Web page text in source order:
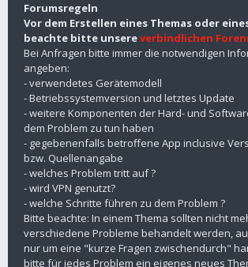
Forumsregeln
Vor dem Erstellen eines Themas oder
beachte bitte unsereverbindlichen
Bei Anfragen bitte immer die notwendigen
angeben:
- verwendetes Gerätemodell
- Betriebssystemversion und letztes Update
- weitere Komponenten der Hard- und
dem Problem zu tun haben
- gegebenenfalls betroffene App inclusive
bzw. Quellenangabe
- welches Problem tritt auf ?
- wird VPN genutzt?
- welche Schritte führen zu dem Problem ?
Bitte beachte: In einem Thema sollten nicht
verschiedene Probleme behandelt werden,
nur um eine "kurze Fragen zwischendurch"
bitte für jedes Problem ein eigenes neues